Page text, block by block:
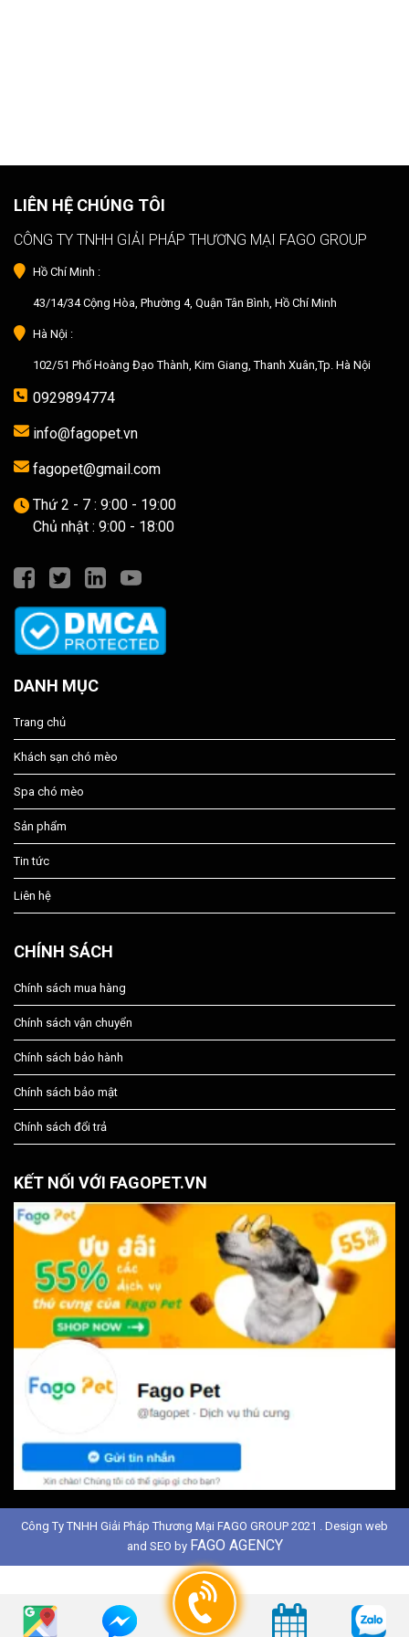
LIÊN HỆ CHÚNG TÔI
CÔNG TY TNHH GIẢI PHÁP THƯƠNG MẠI FAGO GROUP
Hồ Chí Minh :
43/14/34 Cộng Hòa, Phường 4, Quận Tân Bình, Hồ Chí Minh
Hà Nội :
102/51 Phố Hoàng Đạo Thành, Kim Giang, Thanh Xuân,Tp. Hà Nội
0929894774
info@fagopet.vn
fagopet@gmail.com
Thứ 2 - 7 : 9:00 - 19:00
Chủ nhật : 9:00 - 18:00
DANH MỤC
Trang chủ
Khách sạn chó mèo
Spa chó mèo
Sản phẩm
Tin tức
Liên hệ
CHÍNH SÁCH
Chính sách mua hàng
Chính sách vận chuyển
Chính sách bảo hành
Chính sách bảo mật
Chính sách đổi trả
KẾT NỐI VỚI FAGOPET.VN
Công Ty TNHH Giải Pháp Thương Mại FAGO GROUP 2021 . Design web
and SEO by FAGO AGENCY